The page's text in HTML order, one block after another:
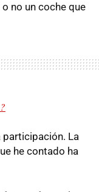
no un coche que
participación. La
he contado ha